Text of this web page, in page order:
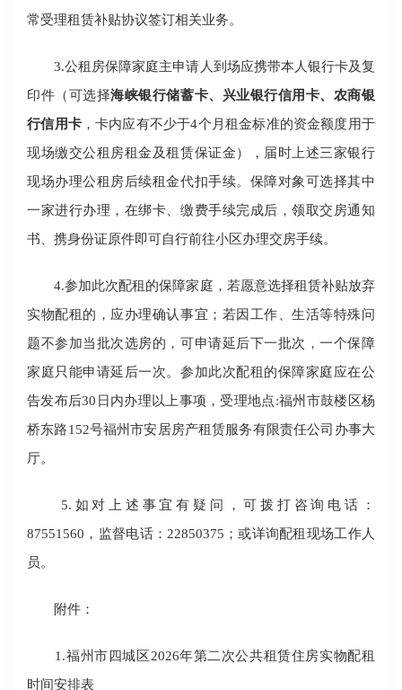
常受理租赁补贴协议签订相关业务。
3.公租房保障家庭主申请人到场应携带本人银行卡及复
印件（可选择海峡银行储蓄卡、兴业银行信用卡、农商银
行信用卡，卡内应有不少于4个月租金标准的资金额度用于
现场缴交公租房租金及租赁保证金），届时上述三家银行
现场办理公租房后续租金代扣手续。保障对象可选择其中
一家进行办理，在绑卡、缴费手续完成后，领取交房通知
书、携身份证原件即可自行前往小区办理交房手续。
4.参加此次配租的保障家庭，若愿意选择租赁补贴放弃
实物配租的，应办理确认事宜；若因工作、生活等特殊问
题不参加当批次选房的，可申请延后下一批次，一个保障
家庭只能申请延后一次。参加此次配租的保障家庭应在公
告发布后30日内办理以上事项，受理地点:福州市鼓楼区杨
桥东路152号福州市安居房产租赁服务有限责任公司办事大
厅。
5.如对上述事宜有疑问，可拨打咨询电话：
87551560，监督电话：22850375；或详询配租现场工作人
员。
附件：
1.福州市四城区2026年第二次公共租赁住房实物配租
时间安排表